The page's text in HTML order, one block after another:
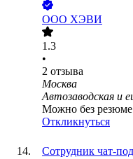
ООО ХЭВИ
1.3
•
2 отзыва
Москва
Автозаводская и
Можно без резюме
Откликнуться
Сотрудник чат-